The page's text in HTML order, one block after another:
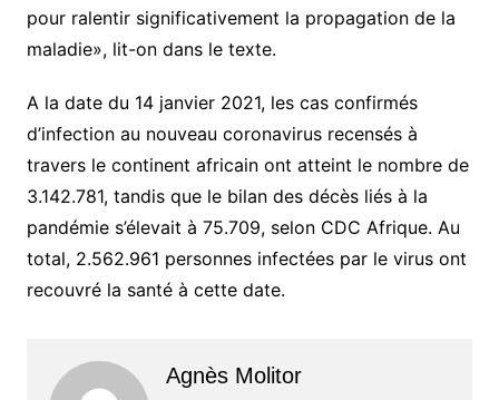
pour ralentir significativement la propagation de la
maladie», lit-on dans le texte.
A la date du 14 janvier 2021, les cas confirmés
d’infection au nouveau coronavirus recensés à
travers le continent africain ont atteint le nombre de
3.142.781, tandis que le bilan des décès liés à la
pandémie s’élevait à 75.709, selon CDC Afrique. Au
total, 2.562.961 personnes infectées par le virus ont
recouvré la santé à cette date.
Agnès Molitor